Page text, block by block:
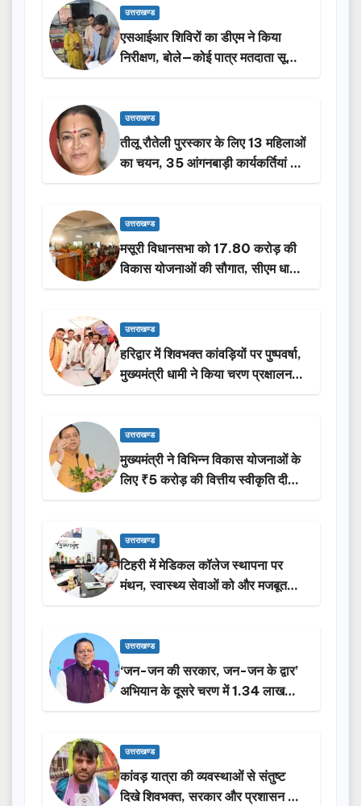
उत्तराखण्ड
एसआईआर शिविरों का डीएम ने किया
निरीक्षण, बोले—कोई पात्र मतदाता सूची
से न छूटे…
उत्तराखण्ड
तीलू रौतेली पुरस्कार के लिए 13 महिलाओं
का चयन, 35 आंगनबाड़ी कार्यकर्तियां भी
होंगी सम्मानित…
उत्तराखण्ड
मसूरी विधानसभा को 17.80 करोड़ की
विकास योजनाओं की सौगात, सीएम धामी
ने किया लोकार्पण-शिलान्यास.
उत्तराखण्ड
हरिद्वार में शिवभक्त कांवड़ियों पर पुष्पवर्षा,
मुख्यमंत्री धामी ने किया चरण प्रक्षालन…
उत्तराखण्ड
मुख्यमंत्री ने विभिन्न विकास योजनाओं के
लिए ₹5 करोड़ की वित्तीय स्वीकृति दी…
उत्तराखण्ड
टिहरी में मेडिकल कॉलेज स्थापना पर
मंथन, स्वास्थ्य सेवाओं को और मजबूत
करेगी सरकार: मुख्यमंत्री धामी…
उत्तराखण्ड
‘जन-जन की सरकार, जन-जन के द्वार’
अभियान के दूसरे चरण में 1.34 लाख
लोगों की भागीदारी…
उत्तराखण्ड
कांवड़ यात्रा की व्यवस्थाओं से संतुष्ट
दिखे शिवभक्त, सरकार और प्रशासन की